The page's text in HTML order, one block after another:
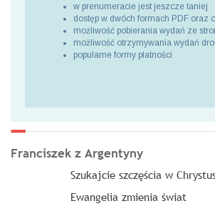
w prenumeracie jest jeszcze taniej
dostęp w dwóch formach PDF oraz
możliwość pobierania wydań ze
możliwość otrzymywania wydań
popularne formy płatności
Franciszek z Argentyny
Szukajcie szczęścia w
Ewangelia zmienia świat